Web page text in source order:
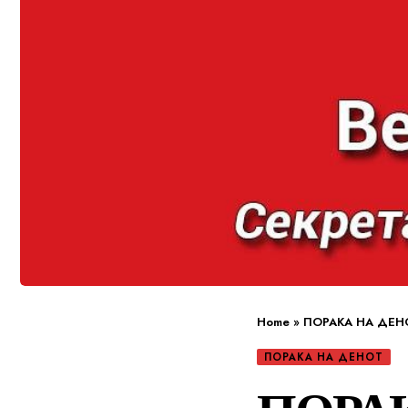
Home » ПОРАКА НА
ПОРАКА НА ДЕНОТ